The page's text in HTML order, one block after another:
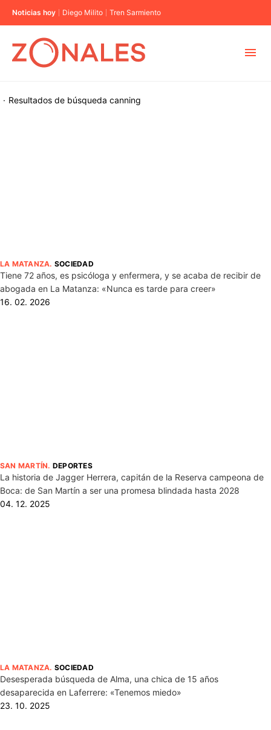
Noticias hoy Diego Milito Tren Sarmiento
Resultados de búsqueda
· canning
LA MATANZA. SOCIEDAD
Tiene 72 años, es psicóloga y enfermera, y se acaba de recibir de
abogada en La Matanza: «Nunca es tarde para creer»
16. 02. 2026
SAN MARTÍN. DEPORTES
La historia de Jagger Herrera, capitán de la Reserva campeona de
Boca: de San Martín a ser una promesa blindada hasta 2028
04. 12. 2025
LA MATANZA. SOCIEDAD
Desesperada búsqueda de Alma, una chica de 15 años
desaparecida en Laferrere: «Tenemos miedo»
23. 10. 2025